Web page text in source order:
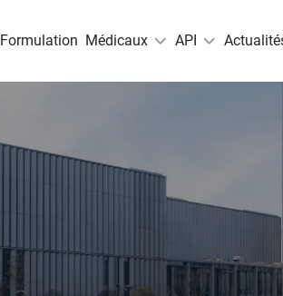
Formulation Médicaux API